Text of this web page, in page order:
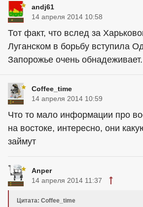
andj61
14 апреля 2014 10:58
Тот факт, что вслед за
Луганском в борьбу вступила
Запорожье очень
Coffee_time
14 апреля 2014 10:59
Что то мало информации про
на востоке, интересно, они
займут
Anper
14 апреля 2014 11:37
Цитата: Coffee_time